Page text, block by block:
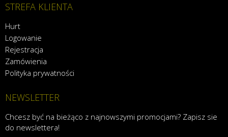
STREFA KLIENTA
Hurt
Logowanie
Rejestracja
Zamówienia
Polityka prywatności
NEWSLETTER
Chcesz być na bieżąco z najnowszymi promocjami? Zapisz sie
do newslettera!